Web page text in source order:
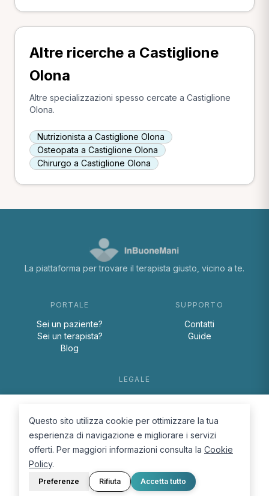
Altre ricerche a Castiglione
Olona
Altre specializzazioni spesso cercate a Castiglione
Olona.
Nutrizionista a Castiglione Olona
Osteopata a Castiglione Olona
Chirurgo a Castiglione Olona
La piattaforma per trovare il terapista giusto, vicino a te.
PORTALE
Sei un paziente?
Sei un terapista?
Blog
SUPPORTO
Contatti
Guide
LEGALE
Cookie Policy
Questo sito utilizza cookie per ottimizzare la tua
esperienza di navigazione e migliorare i servizi
offerti. Per maggiori informazioni consulta la Cookie
Policy.
Preferenze Rifiuta Accetta tutto